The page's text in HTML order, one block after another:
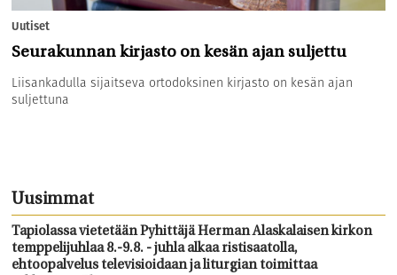
Uutiset
Seurakunnan kirjasto on kesän ajan suljettu
Liisankadulla sijaitseva ortodoksinen kirjasto on kesän ajan
suljettuna
Uusimmat
Tapiolassa vietetään Pyhittäjä Herman Alaskalaisen kirkon
temppelijuhlaa 8.-9.8. - juhla alkaa ristisaatolla,
ehtoopalvelus televisioidaan ja liturgian toimittaa